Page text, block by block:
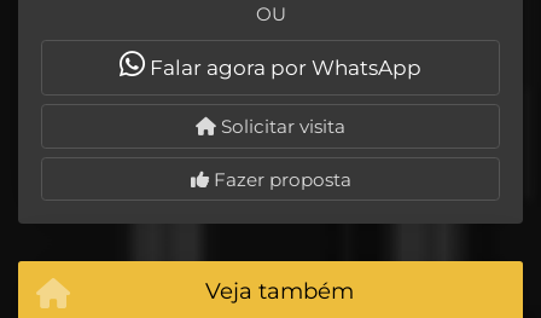
OU
Falar agora por WhatsApp
Solicitar visita
Fazer proposta
Veja também